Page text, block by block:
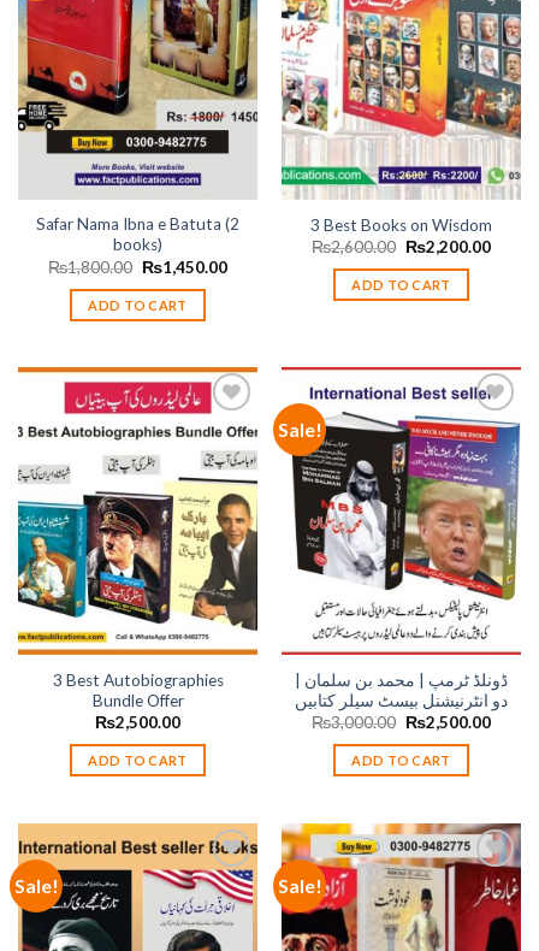
Add to
wishlist
Safar Nama Ibna e Batuta (2
books)
₨1,800.00 Original
price
was:
₨1,800.00.
₨1,450.00Current
ADD TO CART
Add to
wishlist
3 Best Books on Wisdom
₨2,600.00 Original
price
was:
₨2,600.00.
₨2,200.00
ADD TO CART
Add to
wishlist
3 Best Autobiographies
Bundle Offer
₨2,500.00
ADD TO CART
Sale!
Add to
wishlist
ڈونلڈ ٹرمپ | محمد بن سلمان |
دو انٹرنیشنل بیسٹ سیلر کتابیں
₨3,000.00 Original
price
was:
₨3,000.00.
₨2,500.00
ADD TO CART
Sale!
Add to
wishlist
Sale!
Add to
wishlist